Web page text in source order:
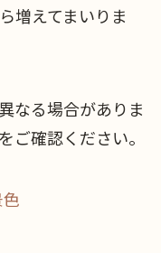
増えてまいりま
なる場合がありま
ご確認ください。